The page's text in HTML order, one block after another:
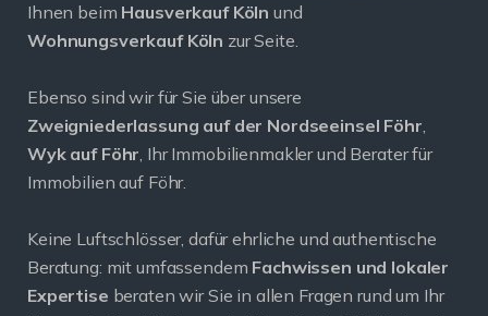
Ihnen beim Hausverkauf Köln und
Wohnungsverkauf Köln zur Seite.
Ebenso sind wir für Sie über unsere
Zweigniederlassung auf der Nordseeinsel Föhr,
Wyk auf Föhr, Ihr Immobilienmakler und Berater für
Immobilien auf Föhr.
Keine Luftschlösser, dafür ehrliche und authentische
Beratung: mit umfassendem Fachwissen und lokaler
Expertise beraten wir Sie in allen Fragen rund um Ihr